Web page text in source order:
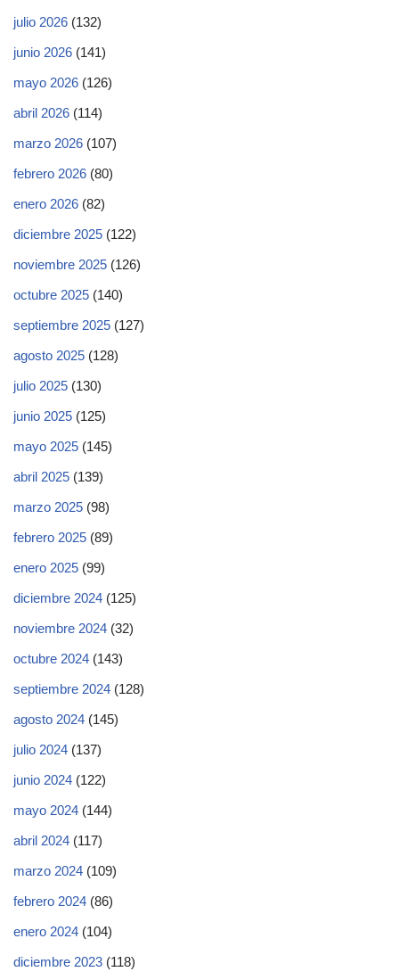
julio 2026 (132)
junio 2026 (141)
mayo 2026 (126)
abril 2026 (114)
marzo 2026 (107)
febrero 2026 (80)
enero 2026 (82)
diciembre 2025 (122)
noviembre 2025 (126)
octubre 2025 (140)
septiembre 2025 (127)
agosto 2025 (128)
julio 2025 (130)
junio 2025 (125)
mayo 2025 (145)
abril 2025 (139)
marzo 2025 (98)
febrero 2025 (89)
enero 2025 (99)
diciembre 2024 (125)
noviembre 2024 (32)
octubre 2024 (143)
septiembre 2024 (128)
agosto 2024 (145)
julio 2024 (137)
junio 2024 (122)
mayo 2024 (144)
abril 2024 (117)
marzo 2024 (109)
febrero 2024 (86)
enero 2024 (104)
diciembre 2023 (118)